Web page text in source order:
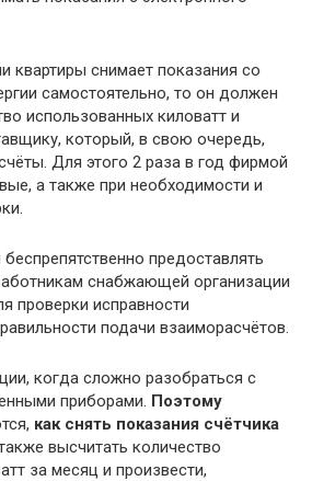
квартиры снимает показания со
самостоятельно, то он должен
использованных киловатт и
который, в свою очередь,
Для этого 2 раза в год фирмой
а также при необходимости и
предоставлять
снабжающей организации
проверки исправности
подачи взаиморасчётов.
когда сложно разобраться с
приборами. Поэтому
как снять показания счётчика
высчитать количество
за месяц и произвести,